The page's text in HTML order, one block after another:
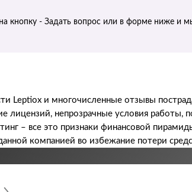
кнопку - Задать вопрос или в форме ниже и
Leptiox и многочисленные отзывы
лицензий, непрозрачные условия
– все это признаки финансовой
компанией во избежание потери